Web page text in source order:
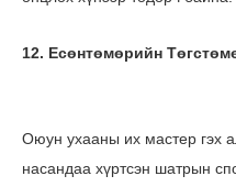
12. Есөнтөмөрийн
Оюун ухааны их мастер гэх
насандаа хүртсэн шатрын